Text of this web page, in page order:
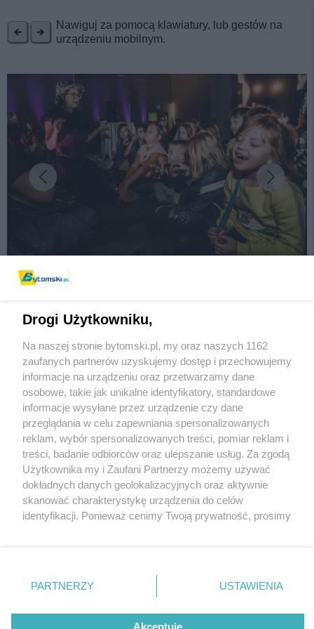
Nawiguj za pomocą klawiatury, lub gestów na
urządzeniu mobilnym.
Pałacu w Miechowicach 11 listopada
2 / 5
Warsztaty bajkowo-
naukowe
11 listopada 2022 r. w Pałacu w Miechowicach odbędą
się fajne zajęcia dla całych rodzin.
Wydawca mediów lokalnych
Nie zapomnij
zapoznać się z:
polityką prywatności regulamin korzystania z portali
Twojemiasto
Piekary Śląskie
Chorzów
Tarnowskie Góry
Gliwice
Skontakuj sięz nami
Kontakt
Wydawca
Pogoda
Drogi Użytkowniku,
Na naszej stronie bytomski.pl, my oraz naszych 1162
zaufanych partnerów uzyskujemy dostęp i przechowujemy
informacje na urządzeniu oraz przetwarzamy dane
osobowe, takie jak unikalne identyfikatory, standardowe
informacje wysyłane przez urządzenie czy dane
przeglądania w celu zapewniania spersonalizowanych
reklam, wybór spersonalizowanych treści, pomiar reklam i
treści, badanie odbiorców oraz ulepszanie usług. Za zgodą
Użytkownika my i Zaufani Partnerzy możemy używać
dokładnych danych geolokalizacyjnych oraz aktywnie
skanować charakterystykę urządzenia do celów
identyfikacji. Ponieważ cenimy Twoją prywatność, prosimy
prywatności znajdujący się w lewym dolnym rogu strony
. Niektóre rodzaje przetwarzania danych nie wymagają
zgody użytkownika, ale masz prawo sprzeciwić się
takiemu przetwarzaniu. Preferencje będą miały
PARTNERZY USTAWIENIA
Akceptuję